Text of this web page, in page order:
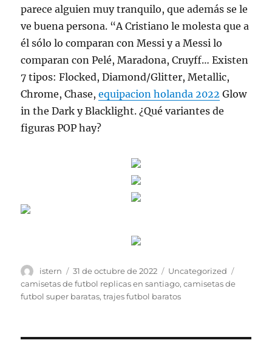
parece alguien muy tranquilo, que además se le
ve buena persona. “A Cristiano le molesta que a
él sólo lo comparan con Messi y a Messi lo
comparan con Pelé, Maradona, Cruyff… Existen
7 tipos: Flocked, Diamond/Glitter, Metallic,
Chrome, Chase,equipacion holanda 2022 Glow
in the Dark y Blacklight. ¿Qué variantes de
figuras POP hay?
Autor
istern
Publicado
el
31 de octubre de 2022 Categorías
Uncategorized
camisetas de futbol replicas en santiago,camisetas de
futbol super baratas,trajes futbol baratos